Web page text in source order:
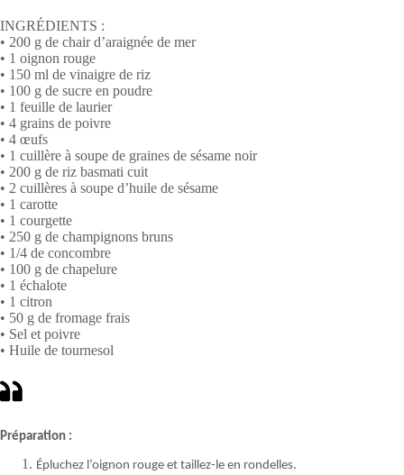
INGRÉDIENTS :
• 200 g de chair d’araignée de mer
• 1 oignon rouge
• 150 ml de vinaigre de riz
• 100 g de sucre en poudre
• 1 feuille de laurier
• 4 grains de poivre
• 4 œufs
• 1 cuillère à soupe de graines de sésame noir
• 200 g de riz basmati cuit
• 2 cuillères à soupe d’huile de sésame
• 1 carotte
• 1 courgette
• 250 g de champignons bruns
• 1/4 de concombre
• 100 g de chapelure
• 1 échalote
• 1 citron
• 50 g de fromage frais
• Sel et poivre
• Huile de tournesol
Préparation :
Épluchez l’oignon rouge et taillez-le en rondelles.